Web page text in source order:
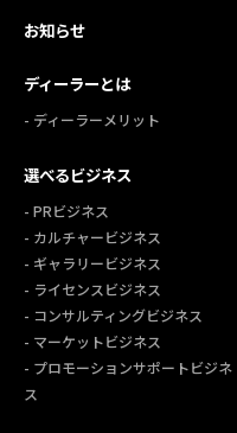
お知らせ
ディーラーとは
- ディーラーメリット
選べるビジネス
- PRビジネス
- カルチャービジネス
- ギャラリービジネス
- ライセンスビジネス
- コンサルティングビジネス
- マーケットビジネス
- プロモーションサポートビジネ
ス